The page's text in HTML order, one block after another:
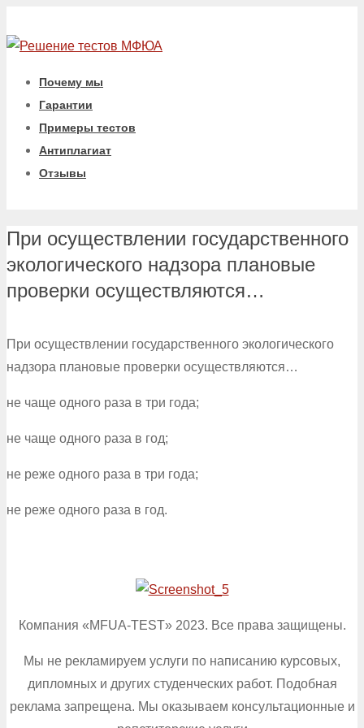
Почему мы
Гарантии
Примеры тестов
Антиплагиат
Отзывы
При осуществлении государственного
экологического надзора плановые
проверки осуществляются…
При осуществлении государственного экологического
надзора плановые проверки осуществляются…
не чаще одного раза в три года;
не чаще одного раза в год;
не реже одного раза в три года;
не реже одного раза в год.
Компания «MFUA-TEST» 2023. Все права защищены.
Мы не рекламируем услуги по написанию курсовых,
дипломных и других студенческих работ. Подобная
реклама запрещена. Мы оказываем консультационные и